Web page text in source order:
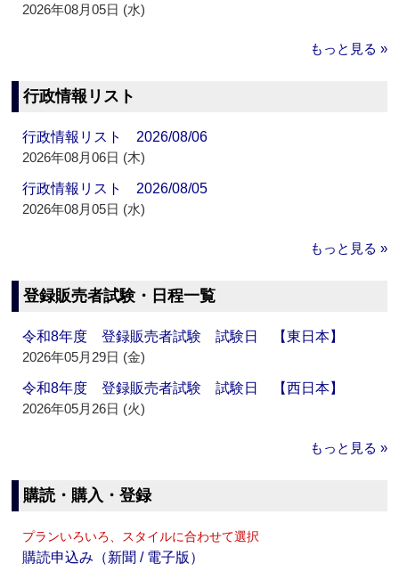
2026年08月05日 (水)
もっと見る »
行政情報リスト
行政情報リスト 2026/08/06
2026年08月06日 (木)
行政情報リスト 2026/08/05
2026年08月05日 (水)
もっと見る »
登録販売者試験・日程一覧
令和8年度 登録販売者試験 試験日 【東日本】
2026年05月29日 (金)
令和8年度 登録販売者試験 試験日 【西日本】
2026年05月26日 (火)
もっと見る »
購読・購入・登録
プランいろいろ、スタイルに合わせて選択
購読申込み（新聞 / 電子版）